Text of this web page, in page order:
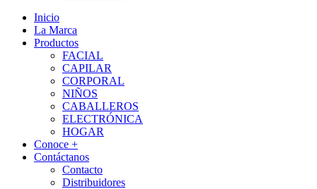
Inicio
La Marca
Productos
FACIAL
CAPILAR
CORPORAL
NIÑOS
CABALLEROS
ELECTRÓNICA
HOGAR
Conoce +
Contáctanos
Contacto
Distribuidores